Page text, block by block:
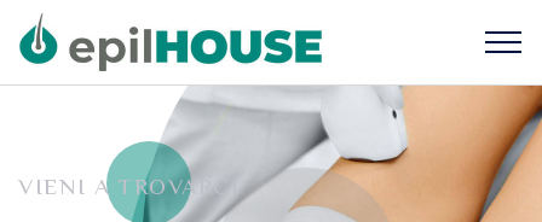
VIENI A TROVARCI